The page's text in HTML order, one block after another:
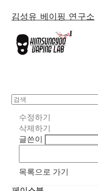
김성유 베이핑 연구소
수정하기
삭제하기
글쓴이
목록으로 가기